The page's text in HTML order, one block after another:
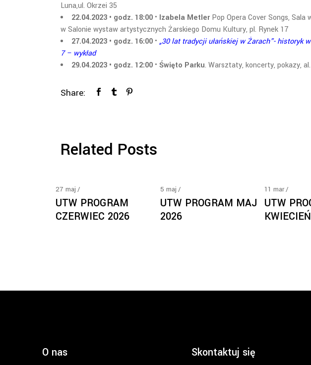
Luna,ul. Okrzei 35
22.04.2023 • godz. 18:00 • Izabela Metler Pop Opera Cover Songs, Sala
w Salonie wystaw artystycznych Żarskiego Domu Kultury, pl. Rynek 17
27.04.2023 • godz. 16:00 • „30 lat tradycji ułańskiej w Żarach”- historyk
7 – wykład
29.04.2023 • godz. 12:00 • Święto Parku. Warsztaty, koncerty, pokazy,
Share:
Related Posts
27 maj
UTW PROGRAM
CZERWIEC 2026
5 maj
UTW PROGRAM MAJ
2026
11 mar
UTW
O nas Skontaktuj się